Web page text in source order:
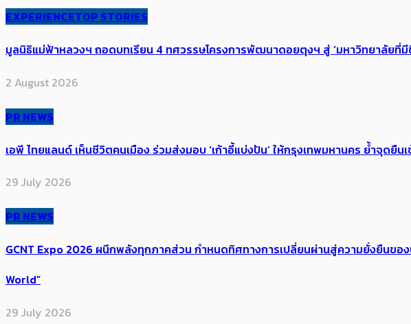
EXPERIENCETOP STORIES
มูลนิธิแม่ฟ้าหลวงฯ ถอดบทเรียน 4 ทศวรรษโครงการพัฒนาดอยตุงฯ สู่ ‘มหาวิทยาลัย
2 August 2026
PR NEWS
เอพี ไทยแลนด์ เห็นชีวิตคนเมือง ร่วมส่งมอบ ‘เก้าอี้แบ่งปัน’ ให้กรุงเทพมหานคร ย้ำจุดยืน
29 July 2026
PR NEWS
GCNT Expo 2026 ผนึกพลังทุกภาคส่วน กำหนดทิศทางการเปลี่ยนผ่านสู่ความยั่งยืนขอ
World”
29 July 2026